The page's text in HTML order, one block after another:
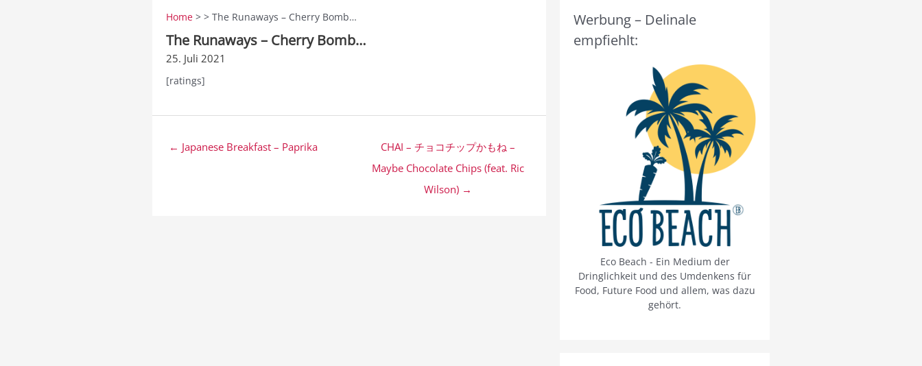
Home > > The Runaways – Cherry Bomb…
The Runaways – Cherry Bomb…
25. Juli 2021
[ratings]
Beitragsnavigation
← Japanese Breakfast – Paprika
CHAI – チョコチップかもね –
Maybe Chocolate Chips (feat. Ric
Wilson) →
Werbung – Delinale
empfiehlt:
Eco Beach - Ein Medium der
Dringlichkeit und des Umdenkens für
Food, Future Food und allem, was dazu
gehört.